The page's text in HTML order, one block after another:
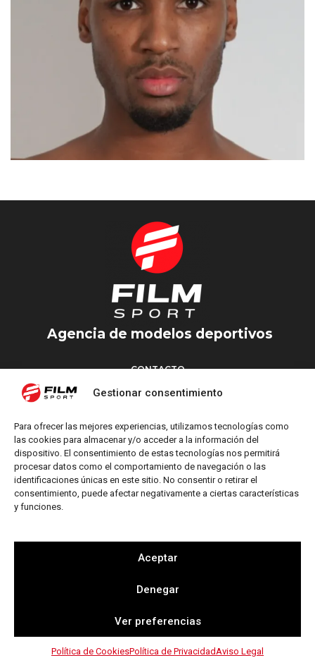
Gestionar consentimiento
Para ofrecer las mejores experiencias, utilizamos tecnologías como
las cookies para almacenar y/o acceder a la información del
dispositivo. El consentimiento de estas tecnologías nos permitirá
procesar datos como el comportamiento de navegación o las
identificaciones únicas en este sitio. No consentir o retirar el
consentimiento, puede afectar negativamente a ciertas características
y funciones.
Aceptar
Denegar
Ver preferencias
Política de CookiesPolítica de PrivacidadAviso Legal
AHDYL
Agencia de modelos deportivos
CONTACTO
Torrent d’en Vidalet, 51 baixos
M: info@filmsport.es
Aviso Legal
Política de Privacidad